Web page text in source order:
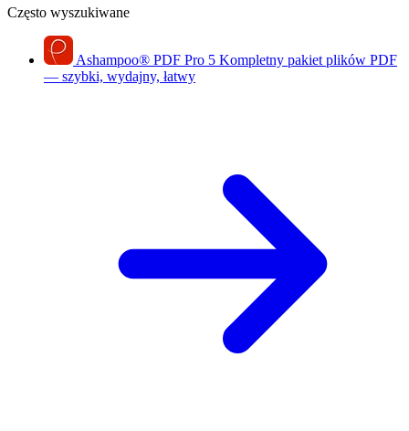
Często wyszukiwane
Ashampoo® PDF Pro 5 Kompletny pakiet plików PDF
— szybki, wydajny, łatwy